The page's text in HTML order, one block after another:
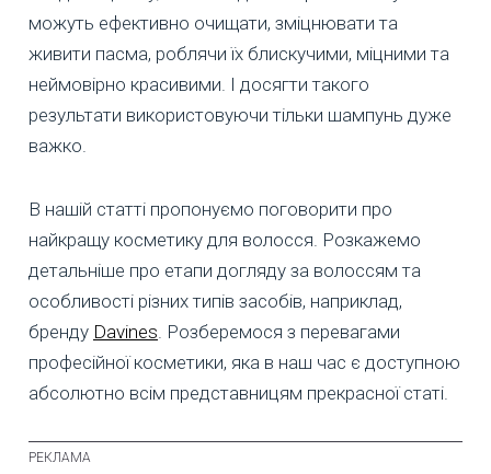
можуть ефективно очищати, зміцнювати та
живити пасма, роблячи їх блискучими, міцними та
неймовірно красивими. І досягти такого
результати використовуючи тільки шампунь дуже
важко.
В нашій статті пропонуємо поговорити про
найкращу косметику для волосся. Розкажемо
детальніше про етапи догляду за волоссям та
особливості різних типів засобів, наприклад,
бренду Davines . Розберемося з перевагами
професійної косметики, яка в наш час є доступною
абсолютно всім представницям прекрасної статі.